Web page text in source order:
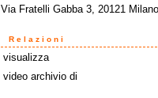
Via Fratelli Gabba 3, 20121
Relazioni
visualizza
video archivio di